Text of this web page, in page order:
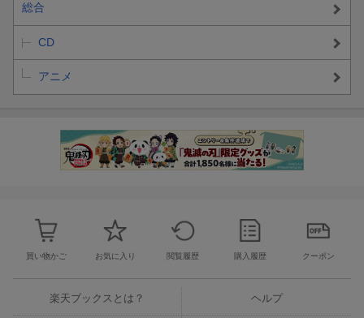
総合
CD
アニメ
買い物かご お気に入り 閲覧履歴 購入履歴 クーポン
楽天ブックスとは？ ヘルプ